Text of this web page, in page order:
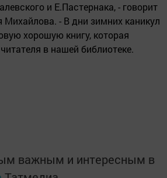
и Е.Пастернака, - говорит
Михайлова. - В дни зимних каникул
хорошую книгу, которая
в нашей библиотеке.
важным и интересным в